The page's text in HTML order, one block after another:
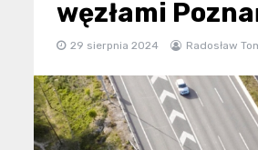
węzłami
29 sierpnia 2024 Radosław